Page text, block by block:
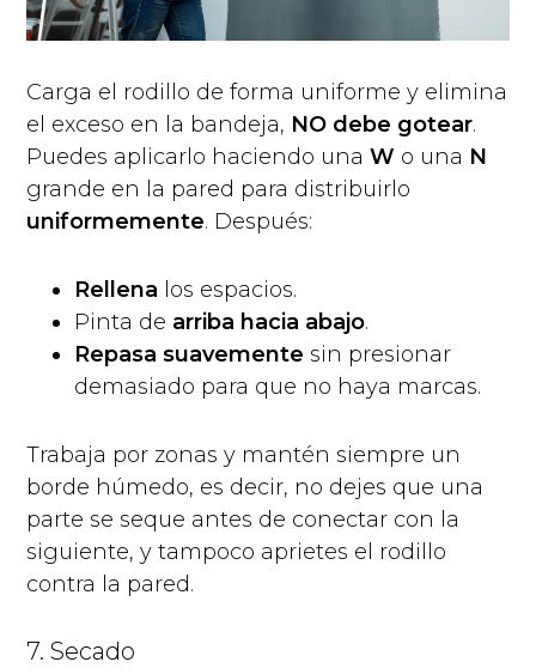
Carga el rodillo de forma uniforme y elimina
el exceso en la bandeja, NO debe gotear.
Puedes aplicarlo haciendo unaW o una N
grande en la pared para distribuirlo
uniformemente. Después:
Rellena los espacios.
Pinta de arriba hacia abajo.
Repasa suavemente sin presionar
demasiado para que no haya marcas.
Trabaja por zonas y mantén siempre un
borde húmedo, es decir, no dejes que una
parte se seque antes de conectar con la
siguiente, y tampoco aprietes el rodillo
contra la pared.
7. Secado